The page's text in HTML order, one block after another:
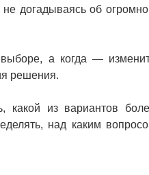
догадываясь об
а когда —
решения.
какой из вариантов
над каким